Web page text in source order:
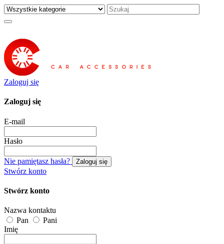
Zaloguj się
Zaloguj się
E-mail
Hasło
Nie pamiętasz hasła? Zaloguj się
Stwórz konto
Stwórz konto
Nazwa kontaktu
Pan
Pani
Imię